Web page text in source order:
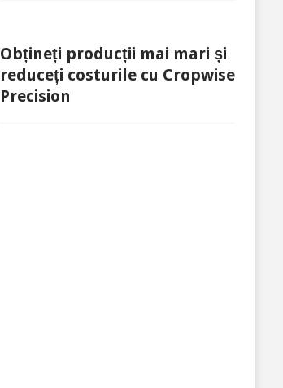
Obțineți producții mai mari și
reduceți costurile cu Cropwise
Precision